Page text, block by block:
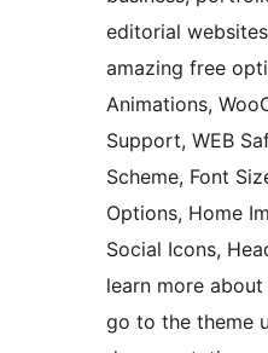
editorial
amazing free
Animations,
Support, WEB
Scheme, Font
Options, Home
Social Icons,
learn more
go to the theme